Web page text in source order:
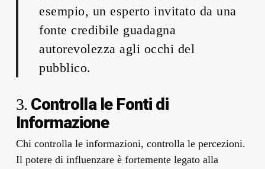
esempio, un esperto invitato da una
fonte credibile guadagna
autorevolezza agli occhi del
pubblico.
3. Controlla le Fonti di
Informazione
Chi controlla le informazioni, controlla le percezioni.
Il potere di influenzare è fortemente legato alla